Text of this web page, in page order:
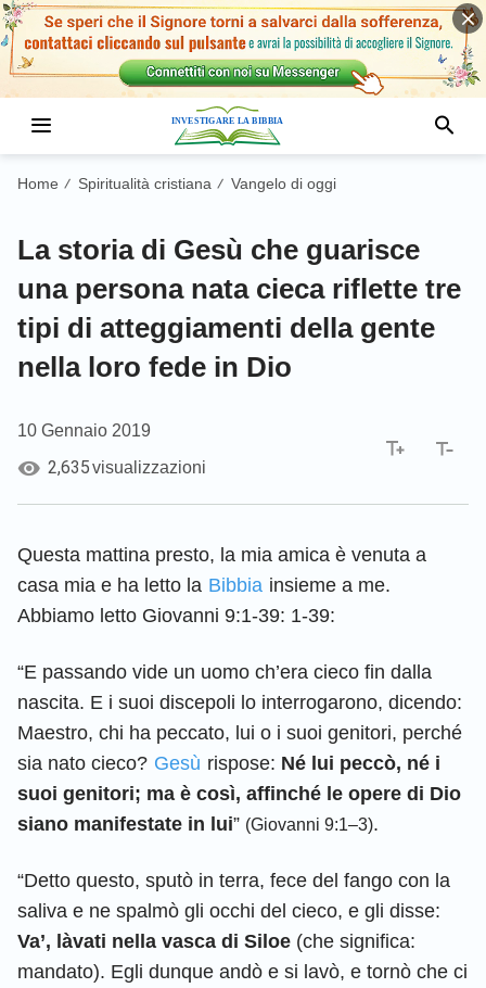
Home / Spiritualità cristiana / Vangelo di oggi
La storia di Gesù che guarisce
una persona nata cieca riflette tre
tipi di atteggiamenti della gente
nella loro fede in Dio
10 Gennaio 2019
2,635visualizzazioni
Questa mattina presto, la mia amica è venuta a
casa mia e ha letto la Bibbia insieme a me.
Abbiamo letto Giovanni 9:1-39: 1-39:
“E passando vide un uomo ch’era cieco fin dalla
nascita. E i suoi discepoli lo interrogarono, dicendo:
Maestro, chi ha peccato, lui o i suoi genitori, perché
sia nato cieco? Gesù rispose: Né lui peccò, né i
suoi genitori; ma è così, affinché le opere di Dio
siano manifestate in lui” (Giovanni 9:1–3).
“Detto questo, sputò in terra, fece del fango con la
saliva e ne spalmò gli occhi del cieco, e gli disse:
Va’, làvati nella vasca di Siloe (che significa:
mandato). Egli dunque andò e si lavò, e tornò che ci